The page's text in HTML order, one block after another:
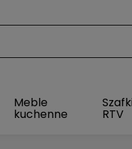
Meble
kuchenne
Szafki
RTV